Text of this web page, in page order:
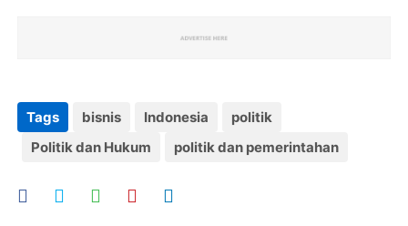
Tags bisnis Indonesia
politik
Politik dan Hukum
politik dan pemerintahan